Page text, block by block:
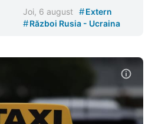
Joi, 6 august #Extern
#Război Rusia - Ucraina